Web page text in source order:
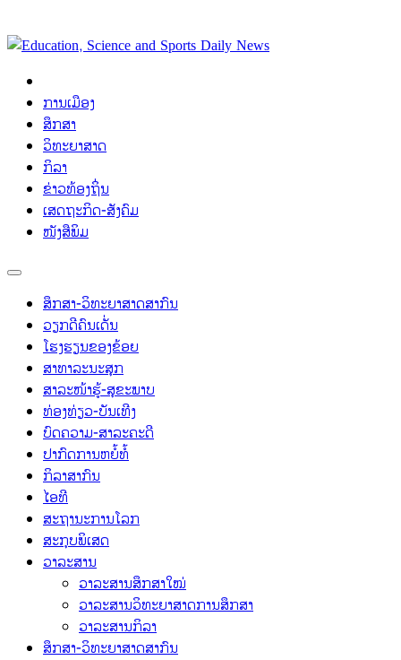
ການເມືອງ
ສຶກສາ
ວິທະຍາສາດ
ກິລາ
ຂ່າວທ້ອງຖິ່ນ
ເສດຖະກິດ-ສັງຄົມ
ໜັງສືພິມ
ສຶກສາ-ວິທະຍາສາດສາກົນ
ວຽກດີຄົນເດັ່ນ
ໂຮງຮຽນຂອງຂ້ອຍ
ສາທາລະນະສຸກ
ສາລະໜ້າຮູ້-ສຸຂະພາບ
ທ່ອງທ່ຽວ-ບັນເທີງ
ບົດຄວາມ-ສາລະຄະດີ
ປາກົດການຫຍໍ້ທໍ້
ກິລາສາກົນ
ໄອທີ
ສະຖານະການໂລກ
ສະກຸບພິເສດ
ວາລະສານ
ວາລະສານສຶກສາໃໝ່
ວາລະສານວິທະຍາສາດການສຶກສາ
ວາລະສານກິລາ
ສຶກສາ-ວິທະຍາສາດສາກົນ